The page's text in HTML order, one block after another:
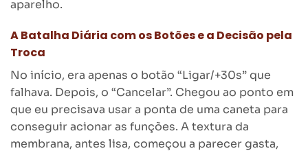
aparelho.
A Batalha Diária com os Botões e a Decisão pela
Troca
No início, era apenas o botão “Ligar/+30s” que
falhava. Depois, o “Cancelar”. Chegou ao ponto em
que eu precisava usar a ponta de uma caneta para
conseguir acionar as funções. A textura da
membrana, antes lisa, começou a parecer gasta,